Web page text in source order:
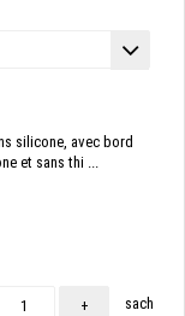
silicone, avec bord
et sans thi ...
+ sach